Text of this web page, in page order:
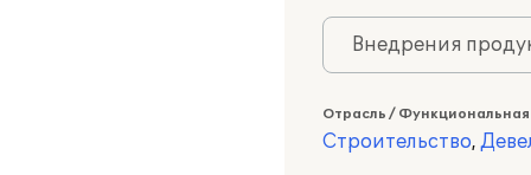
Внедрения
Отрасль /
Строительство,